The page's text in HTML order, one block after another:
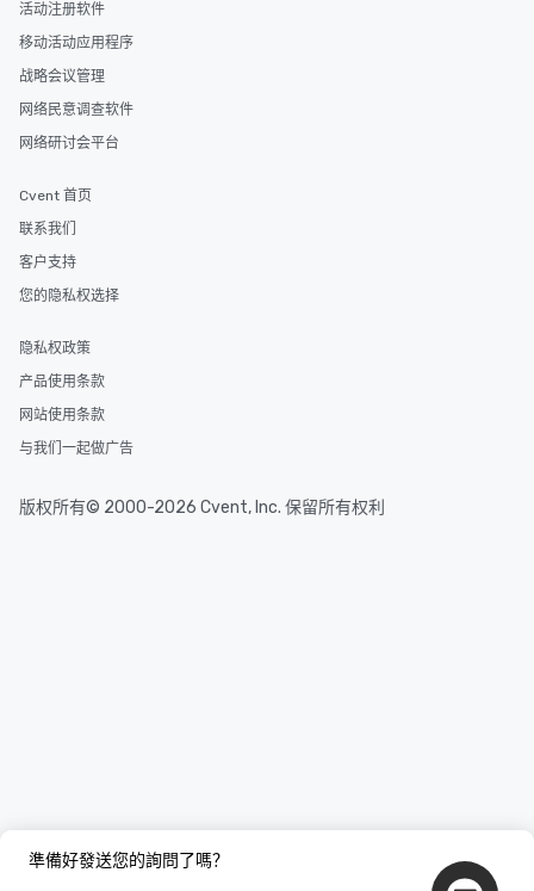
準備好發送您的詢問了嗎？
活动注册软件
移动活动应用程序
战略会议管理
网络民意调查软件
网络研讨会平台
Cvent 首页
联系我们
客户支持
您的隐私权选择
隐私权政策
产品使用条款
网站使用条款
与我们一起做广告
版权所有© 2000-2026 Cvent, Inc. 保留所有权利